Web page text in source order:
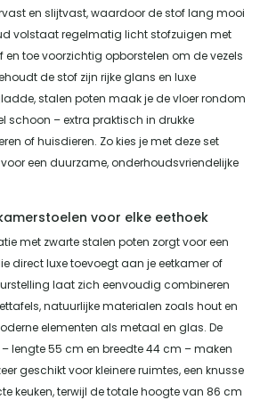
en slijtvast, waardoor de stof lang mooi
volstaat regelmatig licht stofzuigen met
en toe voorzichtig opborstelen om de vezels
de stof zijn rijke glans en luxe
stalen poten maak je de vloer rondom
schoon – extra praktisch in drukke
of huisdieren. Zo kies je met deze set
een duurzame, onderhoudsvriendelijke
voor elke eethoek
met zwarte stalen poten zorgt voor een
direct luxe toevoegt aan je eetkamer of
laat zich eenvoudig combineren
natuurlijke materialen zoals hout en
elementen als metaal en glas. De
lengte 55 cm en breedte 44 cm – maken
geschikt voor kleinere ruimtes, een knusse
keuken, terwijl de totale hoogte van 86 cm